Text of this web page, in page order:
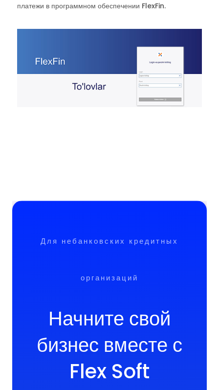
платежи в программном обеспечении FlexFin.
Для небанковских кредитных
организаций
Начните свой
бизнес вместе с
Flex Soft